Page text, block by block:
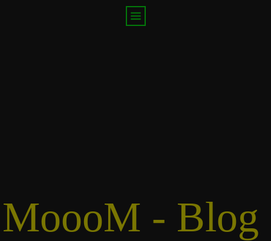
MoooM - Blog